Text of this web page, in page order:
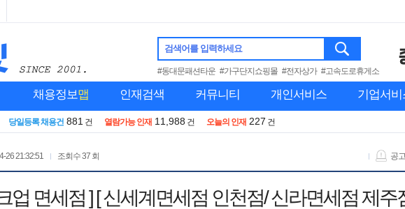
검색어를 입력하세요
#동대문패션타운 #가구단지쇼핑몰 #전자상가 #고속도로휴게소
채용정보맵 인재검색 커뮤니티 개인서비스 기업서비
당일등록 채용건 881 건 열람가능 인재 11,988 건 오늘의 인재 227 건
26 21:32:51 조회수37 회 공
업 면세점 ] [ 신세계면세점 인천점/ 신라면세점 제주